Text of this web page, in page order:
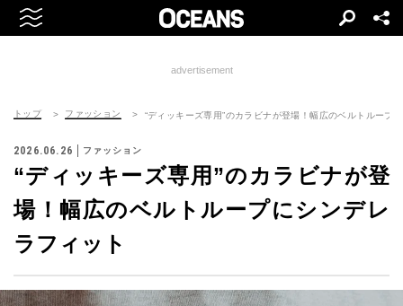
advertisement
トップ ファッション “ディッキーズ専用”のカラビナが登場！幅広のベルトループ
2026.06.26 ファッション
“ディッキーズ専用”のカラビナが登
場！幅広のベルトループにシンデレ
ラフィット